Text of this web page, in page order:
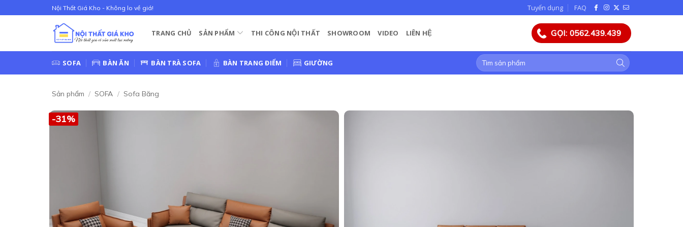
qua
Nội Thất Giá Kho - Không lo về giá! Tuyển dụng FAQ
TRANG CHỦ SẢN PHẨM THI CÔNG NỘI THẤT SHOWROOM VIDEO LIÊN HỆ GỌI: 0562.439.439
SOFA BÀN ĂN BÀN TRÀ SOFA BÀN TRANG ĐIỂM GIƯỜNG
Tìm
kiếm:
Sản phẩm / SOFA / Sofa Băng
-31%